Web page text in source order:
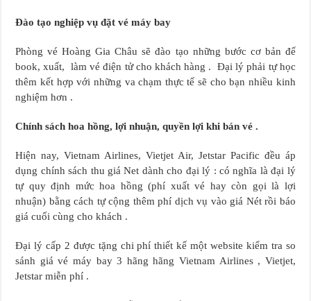
Đào tạo nghiệp vụ đặt vé máy bay
Phòng vé Hoàng Gia Châu sẽ đào tạo những bước cơ bản để
book, xuất, làm vé điện tử cho khách hàng . Đại lý phải tự học
thêm kết hợp với những va chạm thực tế sẽ cho bạn nhiều kinh
nghiệm hơn .
Chính sách hoa hồng, lợi nhuận, quyền lợi khi bán vé .
Hiện nay, Vietnam Airlines, Vietjet Air, Jetstar Pacific đều áp
dụng chính sách thu giá Net dành cho đại lý : có nghĩa là đại lý
tự quy định mức hoa hồng (phí xuất vé hay còn gọi là lợi
nhuận) bằng cách tự cộng thêm phí dịch vụ vào giá Nét rồi báo
giá cuối cùng cho khách .
Đại lý cấp 2 được tặng chi phí thiết kế một website kiểm tra so
sánh giá vé máy bay 3 hãng hãng Vietnam Airlines , Vietjet,
Jetstar miễn phí .